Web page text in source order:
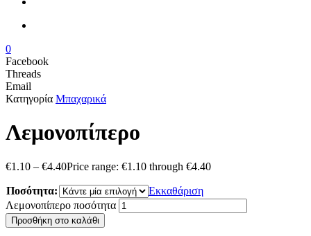
0
Facebook
Threads
Email
Κατηγορία Μπαχαρικά
Λεμονοπίπερο
€1.10 – €4.40Price range: €1.10 through €4.40
Ποσότητα:
Εκκαθάριση
Λεμονοπίπερο ποσότητα
Προσθήκη στο καλάθι